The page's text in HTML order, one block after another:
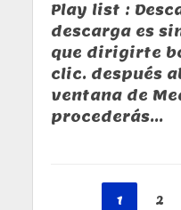
Play list :
descarga es
que dirigirte
clic. después
ventana de
procederás...
1 2